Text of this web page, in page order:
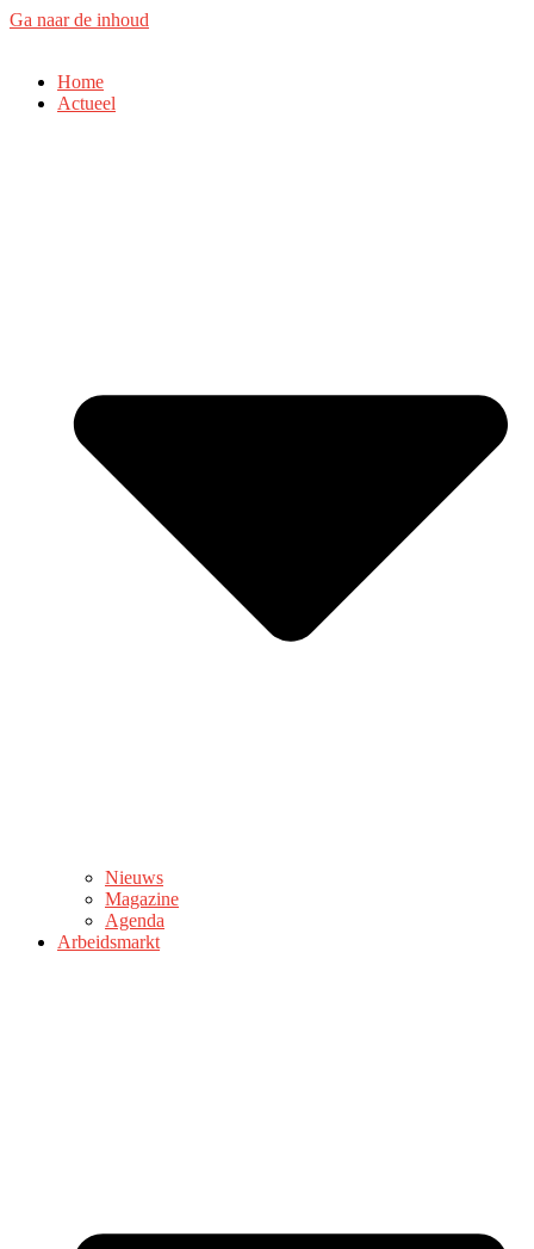
Ga naar de inhoud
Home
Actueel
Nieuws
Magazine
Agenda
Arbeidsmarkt